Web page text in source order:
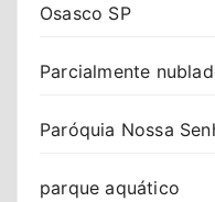
Osasco SP
Parcialmente
Paróquia Nossa
parque aquático